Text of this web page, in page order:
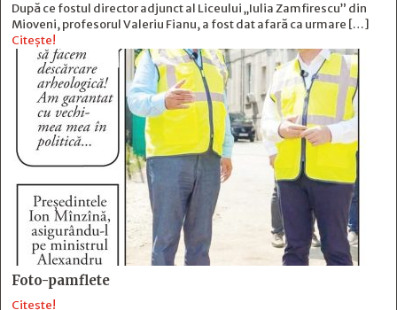
După ce fostul director adjunct al Liceului „Iulia Zamfirescu” din
Mioveni, profesorul Valeriu Fianu, a fost dat afară ca urmare […]
Citește!
Foto-pamflete
Citește!